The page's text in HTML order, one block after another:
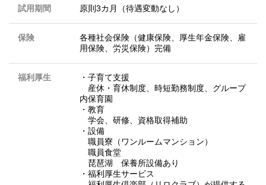
試用期間 原則3カ月（待遇変動なし）
保険
各種社会保険（健康保険、厚生年金保険、雇
用保険、労災保険）完備
福利厚生
・子育て支援
産休・育休制度、時短勤務制度、グループ
内保育園
・教育
学会、研修、資格取得補助
・設備
職員寮（ワンルームマンション）
職員食堂
琵琶湖 保養所設備あり
・福利厚生サービス